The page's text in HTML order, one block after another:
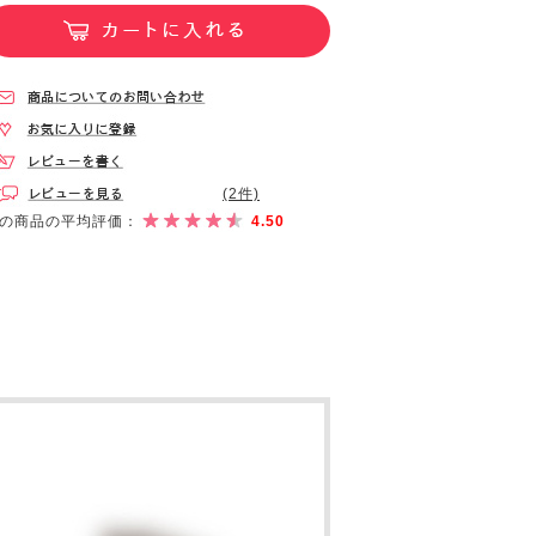
(2件)
商品の平均評価：
4.50